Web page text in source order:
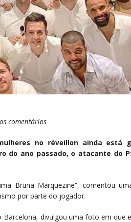
comentários
no réveillon ainda está
do ano passado, o atacante do
Bruna Marquezine”, comentou
por parte do jogador.
divulgou uma foto em que